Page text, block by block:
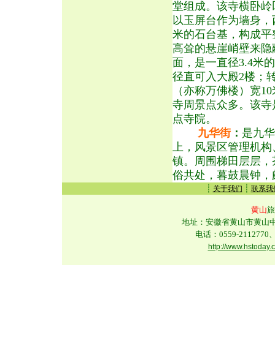
堂组成。该寺横卧
以玉屏台作为墙身
米的石台基，构成
高耸的悬崖峭壁来
面，是一直径3.4米
径直可入大殿2楼；
（亦称万佛楼）宽
寺周景点众多。该
点寺院。
九华街： 是九
上，风景区管理机
镇。周围梯田层层
俗共处，暮鼓晨钟
┊ 关于我们 ┊ 联系我
黄山
地址：安徽省黄山市黄山
电话：0559-2112770
http://